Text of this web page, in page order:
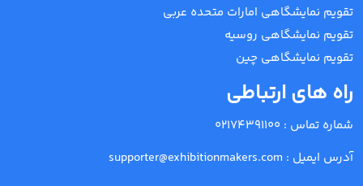
تقویم نمایشگاهی امارات متحده عربی
تقویم نمایشگاهی روسیه
تقویم نمایشگاهی چین
راه های ارتباطی
شماره تماس : 02174391100
آدرس ایمیل : supporter@exhibitionmakers.com